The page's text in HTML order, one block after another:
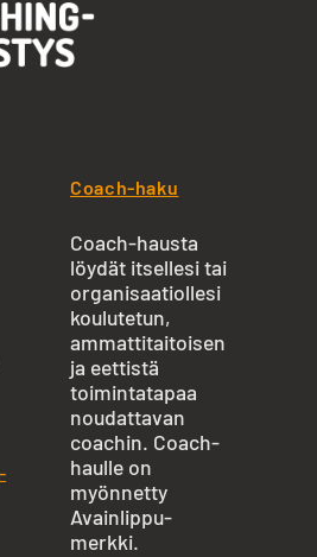
Coach-haku
Coach-hausta
löydät itsellesi tai
organisaatiollesi
koulutetun,
ammattitaitoisen
ja eettistä
toimintatapaa
noudattavan
coachin. Coach-
haulle on
myönnetty
Avainlippu-
merkki.